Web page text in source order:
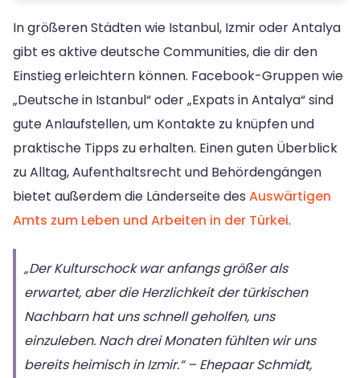
In größeren Städten wie Istanbul, Izmir oder Antalya
gibt es aktive deutsche Communities, die dir den
Einstieg erleichtern können. Facebook-Gruppen wie
„Deutsche in Istanbul“ oder „Expats in Antalya“ sind
gute Anlaufstellen, um Kontakte zu knüpfen und
praktische Tipps zu erhalten. Einen guten Überblick
zu Alltag, Aufenthaltsrecht und Behördengängen
bietet außerdem die Länderseite des Auswärtigen
Amts zum Leben und Arbeiten in der Türkei.
„Der Kulturschock war anfangs größer als
erwartet, aber die Herzlichkeit der türkischen
Nachbarn hat uns schnell geholfen, uns
einzuleben. Nach drei Monaten fühlten wir uns
bereits heimisch in Izmir.“ – Ehepaar Schmidt,